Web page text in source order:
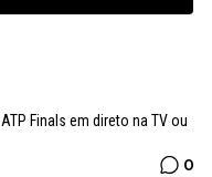
Finals em direto na TV ou
0